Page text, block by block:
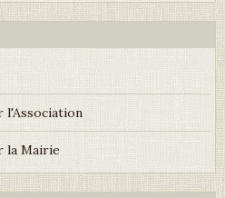
l'Association
la Mairie